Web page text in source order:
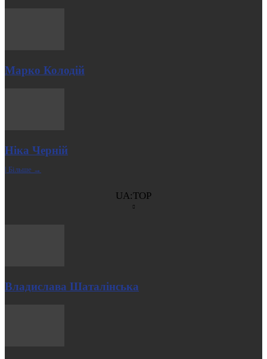
Марко Колодій
Ніка Черній
| Більше →
UA:TOP
Владислава Шаталінська